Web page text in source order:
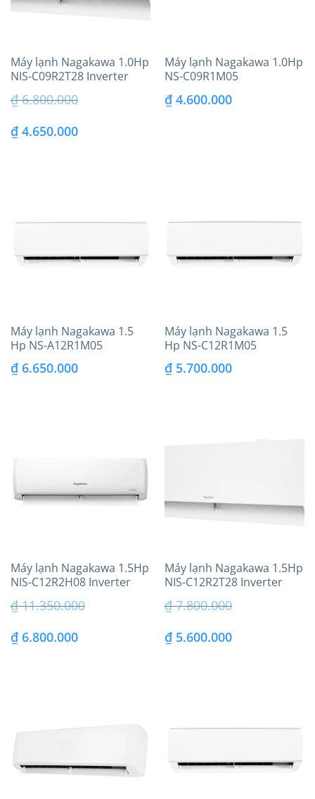
Máy lạnh Nagakawa 1.0Hp
NIS-C09R2T28 Inverter
₫6.800.000
Giá
₫4.650.000Giá
₫ 4.650.000.
Máy lạnh Nagakawa 1.0Hp
NS-C09R1M05
₫4.600.000
Máy lạnh Nagakawa 1.5
Hp NS-A12R1M05
₫6.650.000
Máy lạnh Nagakawa 1.5
Hp NS-C12R1M05
₫5.700.000
Máy lạnh Nagakawa 1.5Hp
NIS-C12R2H08 Inverter
₫11.350.000
Giá
₫6.800.000Giá
₫ 6.800.000.
Máy lạnh Nagakawa 1.5Hp
NIS-C12R2T28 Inverter
₫7.800.000
Giá
₫5.600.000Giá
₫ 5.600.000.